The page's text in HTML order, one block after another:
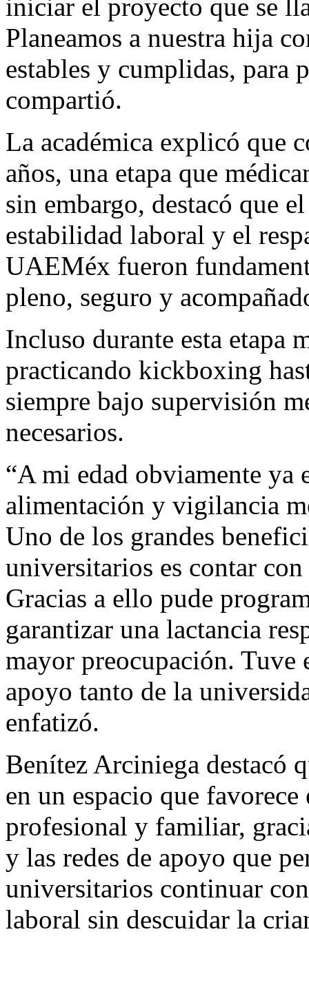
iniciar el proyecto que se
Planeamos a nuestra hija
estables y cumplidas, para
compartió.
La académica explicó que
años, una etapa que
sin embargo, destacó que
estabilidad laboral y el
UAEMéx fueron
pleno, seguro y
Incluso durante esta etapa
practicando kickboxing
siempre bajo supervisión
necesarios.
“A mi edad obviamente ya
alimentación y vigilancia
Uno de los grandes
universitarios es contar
Gracias a ello pude
garantizar una lactancia
mayor preocupación.
apoyo tanto de la
enfatizó.
Benítez Arciniega destacó
en un espacio que
profesional y familiar,
y las redes de apoyo que
universitarios continuar
laboral sin descuidar la